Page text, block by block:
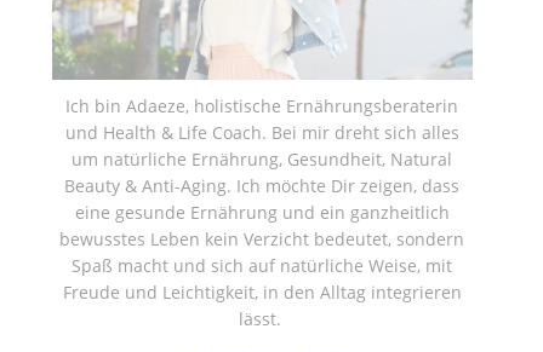
Ich bin Adaeze, holistische Ernährungsberaterin
und Health & Life Coach. Bei mir dreht sich alles
um natürliche Ernährung, Gesundheit, Natural
Beauty & Anti-Aging. Ich möchte Dir zeigen, dass
eine gesunde Ernährung und ein ganzheitlich
bewusstes Leben kein Verzicht bedeutet, sondern
Spaß macht und sich auf natürliche Weise, mit
Freude und Leichtigkeit, in den Alltag integrieren
lässt.